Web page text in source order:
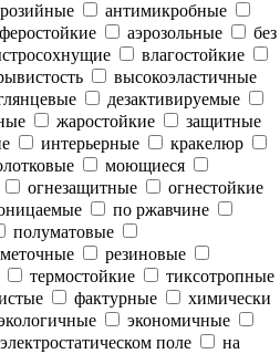
антимикробные
аэрозольные
без
влагостойкие
высокоэластичные
дезактивируемые
жаростойкие
защитные
интерьерные
кракелюр
моющиеся
огнезащитные
огнестойкие
по ржавчине
полуматовые
резиновые
термостойкие
тиксотропные
фактурные
химически
экономичные
поле
на